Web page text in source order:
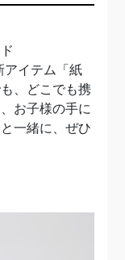
アイテム「紙
、どこでも携
お子様の手に
一緒に、ぜひ